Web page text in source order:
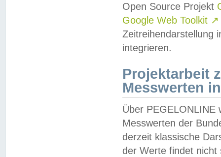
Open Source Projekt
Google Web Toolkit ↗
Zeitreihendarstellung
integrieren.
Projektarbeit
Messwerten
Über PEGELONLINE
Messwerten der
derzeit klassische
der Werte findet